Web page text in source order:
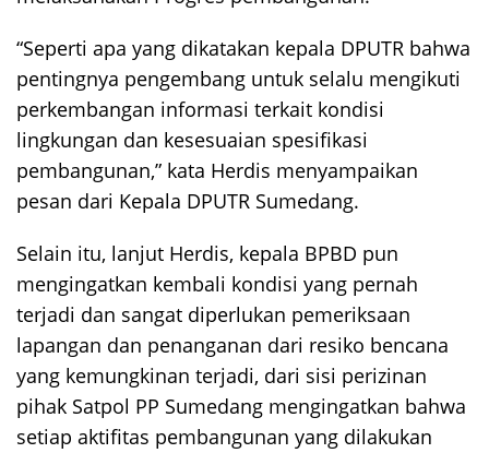
“Seperti apa yang dikatakan kepala DPUTR bahwa
pentingnya pengembang untuk selalu mengikuti
perkembangan informasi terkait kondisi
lingkungan dan kesesuaian spesifikasi
pembangunan,” kata Herdis menyampaikan
pesan dari Kepala DPUTR Sumedang.
Selain itu, lanjut Herdis, kepala BPBD pun
mengingatkan kembali kondisi yang pernah
terjadi dan sangat diperlukan pemeriksaan
lapangan dan penanganan dari resiko bencana
yang kemungkinan terjadi, dari sisi perizinan
pihak Satpol PP Sumedang mengingatkan bahwa
setiap aktifitas pembangunan yang dilakukan